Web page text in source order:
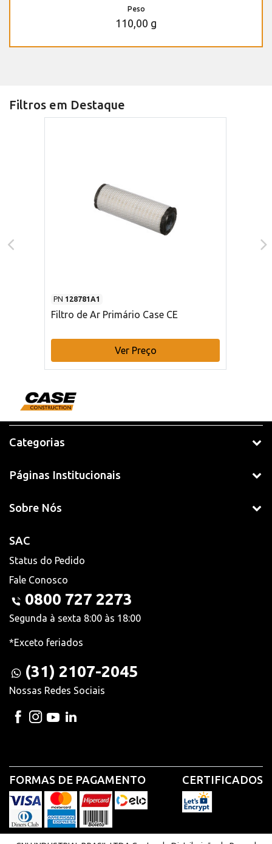
Peso
110,00 g
Filtros em Destaque
PN 128781A1
Filtro de Ar Primário Case CE
Ver Preço
Categorias
Páginas Institucionais
Sobre Nós
SAC
Status do Pedido
Fale Conosco
0800 727 2273
Segunda à sexta 8:00 às 18:00
*Exceto feriados
(31) 2107-2045
Nossas Redes Sociais
FORMAS DE PAGAMENTO CERTIFICADOS